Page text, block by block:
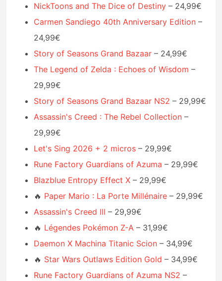
NickToons and The Dice of Destiny – 24,99€
Carmen Sandiego 40th Anniversary Edition –
24,99€
Story of Seasons Grand Bazaar – 24,99€
The Legend of Zelda : Echoes of Wisdom –
29,99€
Story of Seasons Grand Bazaar NS2 – 29,99€
Assassin's Creed : The Rebel Collection –
29,99€
Let's Sing 2026 + 2 micros – 29,99€
Rune Factory Guardians of Azuma – 29,99€
Blazblue Entropy Effect X – 29,99€
🔥 Paper Mario : La Porte Millénaire – 29,99€
Assassin's Creed III – 29,99€
🔥 Légendes Pokémon Z-A – 31,99€
Daemon X Machina Titanic Scion – 34,99€
🔥 Star Wars Outlaws Edition Gold – 34,99€
Rune Factory Guardians of Azuma NS2 –